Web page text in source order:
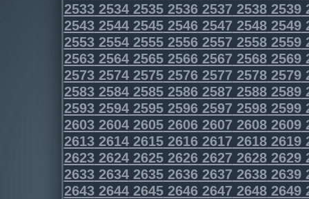
2533253425352536253725382539
2543254425452546254725482549
2553255425552556255725582559
2563256425652566256725682569
2573257425752576257725782579
2583258425852586258725882589
2593259425952596259725982599
2603260426052606260726082609
2613261426152616261726182619
2623262426252626262726282629
2633263426352636263726382639
2643264426452646264726482649